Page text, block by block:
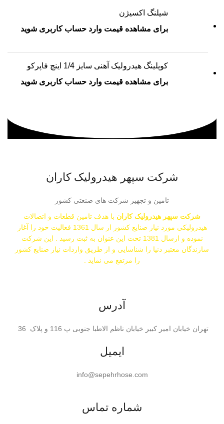
شیلنگ اکسیژن
برای مشاهده قیمت وارد حساب کاربری شوید
کوپلینگ هیدرولیک آهنی سایز 1/4 اینچ فاپرکو
برای مشاهده قیمت وارد حساب کاربری شوید
شرکت سپهر هیدرولیک کاران
تامین و تجهیز شرکت های صنعتی کشور
شرکت سپهر هیدرولیک کاران با هدف تامین قطعات و اتصالات
هیدرولیکی مورد نیاز صنایع کشور از سال 1361 فعالیت خود را آغاز
نموده و ازسال 1381 تحت این عنوان به ثبت رسید . این شرکت
سازندگان معتبر دنیا را شناسایی و از طریق واردات نیاز صنایع کشور
را مرتفع می نماید .
آدرس
تهران خیابان امیر کبیر خیابان ناظم الاطبا جنوبی پ 116 و پلاک 36
ایمیل
info@sepehrhose.com
شماره تماس